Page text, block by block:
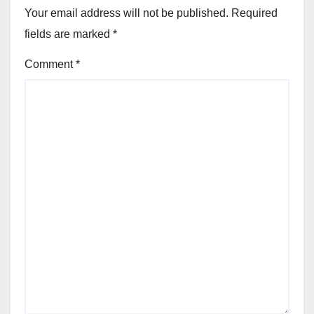
Your email address will not be published. Required
fields are marked *
Comment*